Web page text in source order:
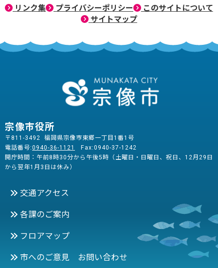
リンク集 プライバシーポリシー
このサイトについて
サイトマップ
宗像市役所
〒811-3492 福岡県宗像市東郷一丁目1番1号
電話番号:0940-36-1121
Fax:0940-37-1242
開庁時間：午前8時30分から午後5時（土曜日・日曜日、祝日、12月29日
から翌年1月3日は休み）
交通アクセス
各課のご案内
フロアマップ
市へのご意見 お問い合わせ